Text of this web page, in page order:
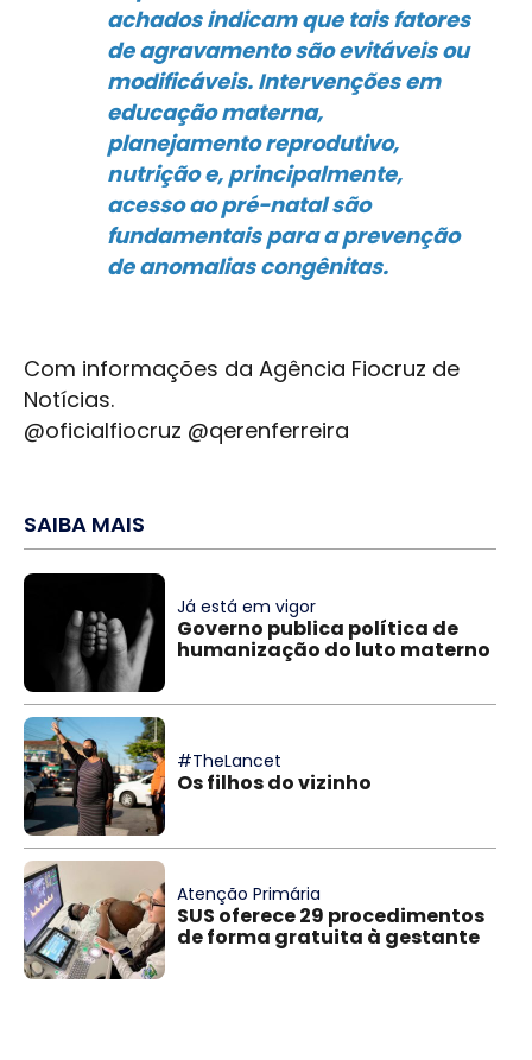
achados indicam que tais fatores
de agravamento são evitáveis ou
modificáveis. Intervenções em
educação materna,
planejamento reprodutivo,
nutrição e, principalmente,
acesso ao pré-natal são
fundamentais para a prevenção
de anomalias congênitas.
Com informações da Agência Fiocruz de
Notícias.
@oficialfiocruz @qerenferreira
SAIBA MAIS
Já está em vigor
Governo publica política de
humanização do luto materno
#TheLancet
Os filhos do vizinho
Atenção Primária
SUS oferece 29 procedimentos
de forma gratuita à gestante